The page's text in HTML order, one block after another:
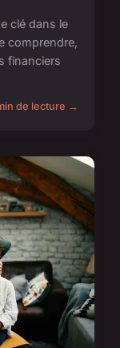
clé dans le
comprendre,
financiers
de lecture →